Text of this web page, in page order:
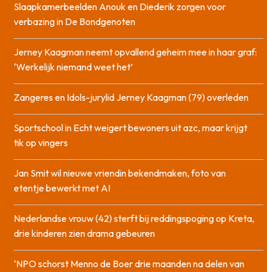
Slaapkamerbeelden Anouk en Diederik zorgen voor
verbazing in De Bondgenoten
Jerney Kaagman neemt opvallend geheim mee in haar graf:
‘Werkelijk niemand weet het’
Zangeres en Idols-jurylid Jerney Kaagman (79) overleden
Sportschool in Echt weigert bewoners uit azc, maar krijgt
tik op vingers
Jan Smit wil nieuwe vriendin bekendmaken, foto van
etentje bewerkt met AI
Nederlandse vrouw (42) sterft bij reddingspoging op Kreta,
drie kinderen zien drama gebeuren
‘NPO schorst Menno de Boer drie maanden na delen van